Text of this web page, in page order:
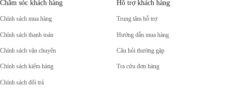
Chăm sóc khách hàng
Chính sách mua hàng
Chính sách thanh toán
Chính sách vận chuyển
Chính sách kiểm hàng
Chính sách đổi trả
Hỗ trợ khách hàng
Trung tâm hỗ trợ
Hướng dẫn mua hàng
Câu hỏi thường gặp
Tra cứu đơn hàng